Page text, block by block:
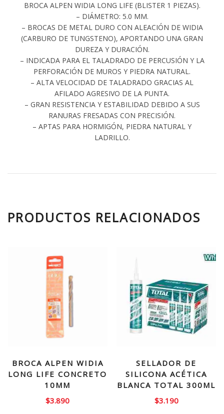
BROCA ALPEN WIDIA LONG LIFE (BLISTER 1 PIEZAS).
– DIÁMETRO: 5.0 MM.
– BROCAS DE METAL DURO CON ALEACIÓN DE WIDIA
(CARBURO DE TUNGSTENO), APORTANDO UNA GRAN
DUREZA Y DURACIÓN.
– INDICADA PARA EL TALADRADO DE PERCUSIÓN Y LA
PERFORACIÓN DE MUROS Y PIEDRA NATURAL.
– ALTA VELOCIDAD DE TALADRADO GRACIAS AL
AFILADO AGRESIVO DE LA PUNTA.
– GRAN RESISTENCIA Y ESTABILIDAD DEBIDO A SUS
RANURAS FRESADAS CON PRECISIÓN.
– APTAS PARA HORMIGÓN, PIEDRA NATURAL Y
LADRILLO.
PRODUCTOS RELACIONADOS
BROCA ALPEN WIDIA
LONG LIFE CONCRETO
10MM
$3.890
SELLADOR DE
SILICONA ACÉTICA
BLANCA TOTAL 300ML
$3.190